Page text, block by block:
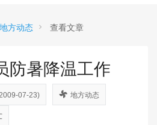
地方动态 查看文章
防暑降温工作
07-23) 地方动态